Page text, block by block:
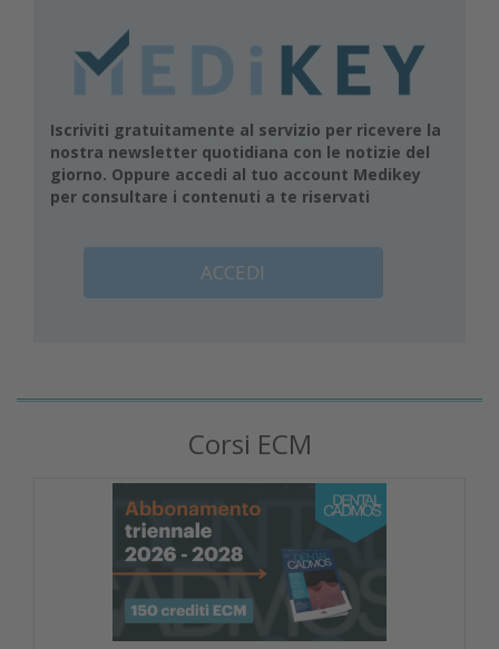
Iscriviti gratuitamente al servizio per ricevere la
nostra newsletter quotidiana con le notizie del
giorno. Oppure accedi al tuo account Medikey
per consultare i contenuti a te riservati
ACCEDI
Corsi ECM